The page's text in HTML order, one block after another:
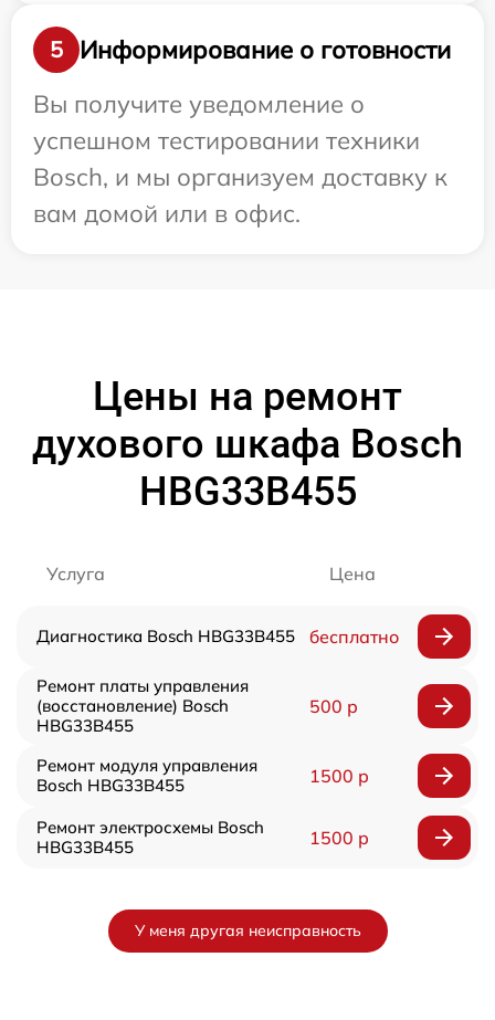
5
Информирование о готовности
Вы получите уведомление о
успешном тестировании техники
Bosch, и мы организуем доставку к
вам домой или в офис.
Цены на ремонт
духового шкафа Bosch
HBG33B455
Услуга Цена
Диагностика Bosch HBG33B455 бесплатно
Ремонт платы управления
(восстановление) Bosch
HBG33B455
500 р
Ремонт модуля управления
Bosch HBG33B455
1500 р
Ремонт электросхемы Bosch
HBG33B455
1500 р
У меня другая неисправность